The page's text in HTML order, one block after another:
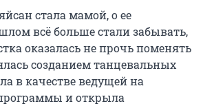
стала мамой, о ее
всё больше стали забывать,
оказалась не прочь поменять
созданием танцевальных
в качестве ведущей на
и открыла